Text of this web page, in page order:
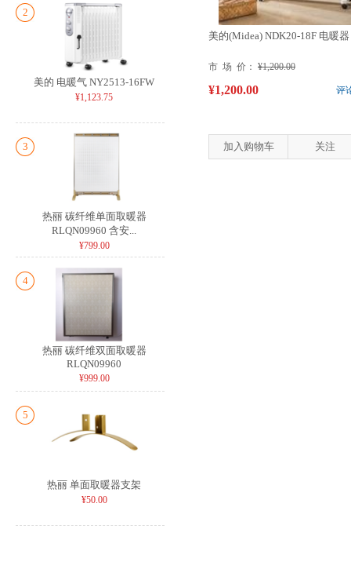
2
美的 电暖气 NY2513-16FW
¥1,123.75
3
热丽 碳纤维单面取暖器
RLQN09960 含安...
¥799.00
4
热丽 碳纤维双面取暖器
RLQN09960
¥999.00
5
热丽 单面取暖器支架
¥50.00
美的(Midea) NDK20-18F 电暖器
市 场 价： ¥1,200.00
评
¥1,200.00
加入购物车 关注